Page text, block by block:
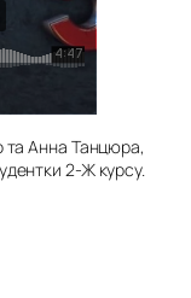
та Анна Танцюра,
2-Ж курсу.